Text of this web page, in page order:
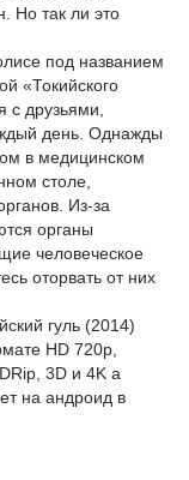
Но так ли это
под названием
«Токийского
с друзьями,
день. Однажды
в медицинском
столе,
Из-за
органы
человеческое
оторвать от них
гуль (2014)
HD 720p,
3D и 4K а
на андроид в